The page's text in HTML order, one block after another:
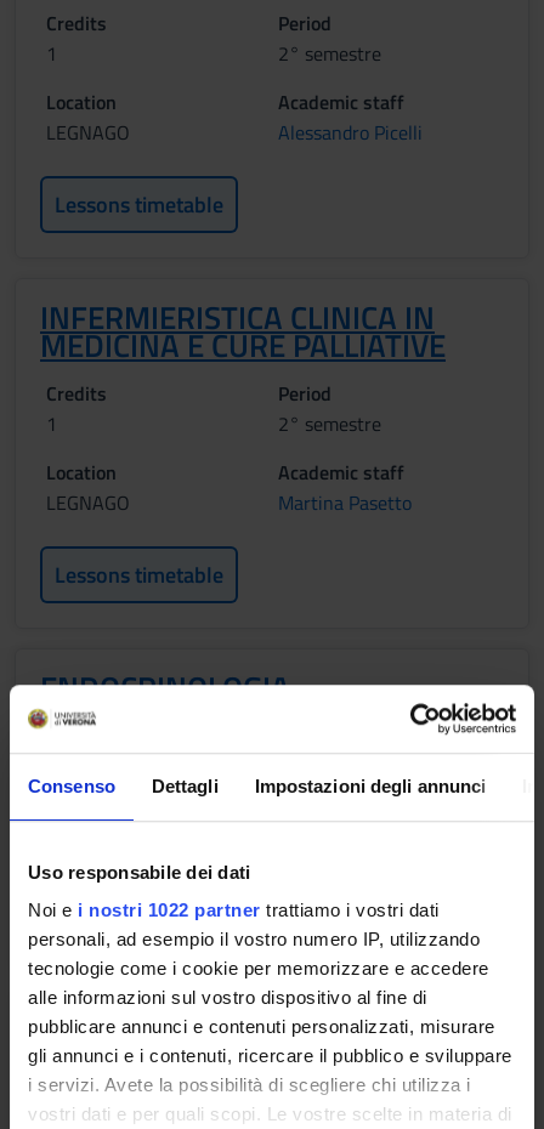
Consenso Dettagli Impostazioni degli annunci
Uso responsabile dei dati
Noi e i nostri 1022 partner trattiamo i vostri dati
personali, ad esempio il vostro numero IP, utilizzando
tecnologie come i cookie per memorizzare e accedere
alle informazioni sul vostro dispositivo al fine di
pubblicare annunci e contenuti personalizzati, misurare
gli annunci e i contenuti, ricercare il pubblico e sviluppare
i servizi. Avete la possibilità di scegliere chi utilizza i
vostri dati e per quali scopi. Le vostre scelte in materia di
Credits
1
Period
2° semestre
Location
LEGNAGO
Academic staff
Alessandro Picelli
Lessons timetable
INFERMIERISTICA CLINICA IN
MEDICINA E CURE PALLIATIVE
Credits
1
Period
2° semestre
Location
LEGNAGO
Academic staff
Martina Pasetto
Lessons timetable
ENDOCRINOLOGIA
Credits
Location
Academic staff
Lessons timetable
MEDICINA INTERNA
Credits
1
Period
2° semestre